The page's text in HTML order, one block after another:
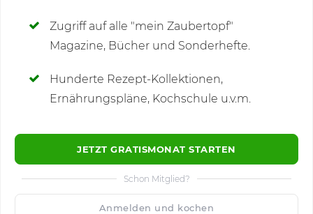
Zugriff auf alle "mein Zaubertopf"
Magazine, Bücher und Sonderhefte.
Hunderte Rezept-Kollektionen,
Ernährungspläne, Kochschule u.v.m.
JETZT GRATISMONAT STARTEN
Schon Mitglied?
Anmelden und kochen
Kommentare
🙂 1500 Speichern